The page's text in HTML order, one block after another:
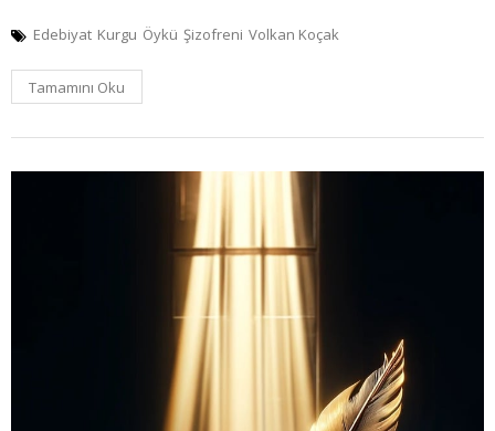
Edebiyat Kurgu Öykü Şizofreni Volkan Koçak
Tamamını Oku